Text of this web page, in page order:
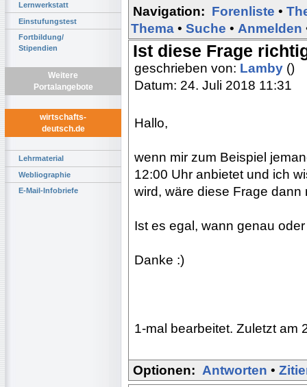
Lernwerkstatt
Einstufungstest
Fortbildung/
Stipendien
Weitere
Portalangebote
wirtschafts-
deutsch.de
Lehrmaterial
Webliographie
E-Mail-Infobriefe
Navigation: Forenliste •
Thema • Suche • Anmelden
Ist diese Frage
geschrieben von: Lamby ()
Datum: 24. Juli 2018 11:31
Hallo,
wenn mir zum Beispiel
12:00 Uhr anbietet und ich
wird, wäre diese Frage dann
Ist es egal, wann genau
Danke :)
1-mal bearbeitet. Zuletzt am
Optionen: Antworten •